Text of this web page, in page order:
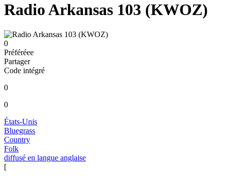
Radio Arkansas 103 (KWOZ)
0
Préféréeе
Partager
Code intégré
0
0
États-Unis
Bluegrass
Country
Folk
diffusé en langue anglaise
[